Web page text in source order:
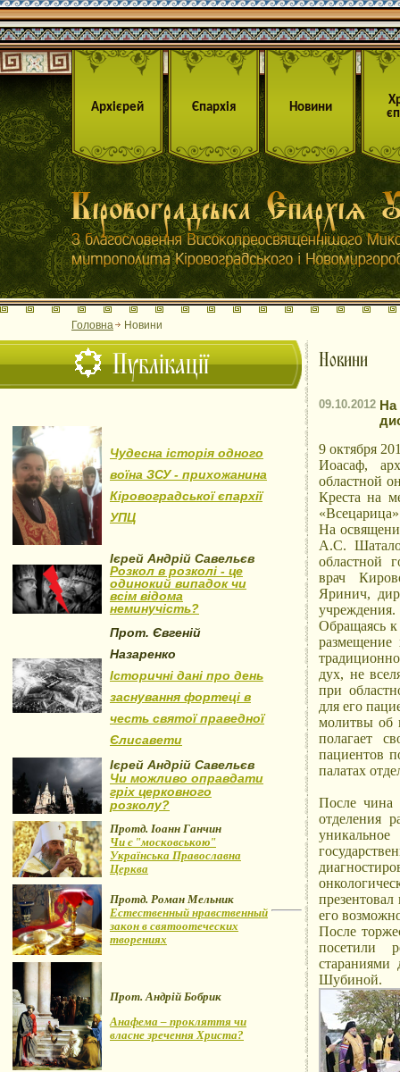
Архієрей Єпархія Новини
Головна Новини
Публікації
Чудесна історія одного
воїна ЗСУ - прихожанина
Кіровоградської єпархії
УПЦ
Ієрей Андрій Савельєв
Розкол в розколі - це
одинокий випадок чи
всім відома
неминучість?
Прот. Євгеній
Назаренко
Історичні дані про день
заснування фортеці в
честь святої праведної
Єлисавети
Ієрей Андрій Савельєв
Чи можливо оправдати
гріх церковного
розколу?
Протд. Іоанн Ганчин
Чи є "московською"
Українська Православна
Церква
Протд. Роман Мельник
Естественный нравственный
закон в святоотеческих
творениях
Прот. Андрій Бобрик
Анафема – прокляття чи
власне зречення Христа?
Новини
09.10.2012 На
9 октября
Иоасаф,
областной
Креста на
На
А.С.
областной
врач
Яринич,
учреждения.
Обращаясь
размещение
дух, не
при
для его
молитвы об
полагает
пациентов
палатах
После чина
отделения
его
После
посетили
Шубиной.